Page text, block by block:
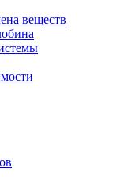
веществ